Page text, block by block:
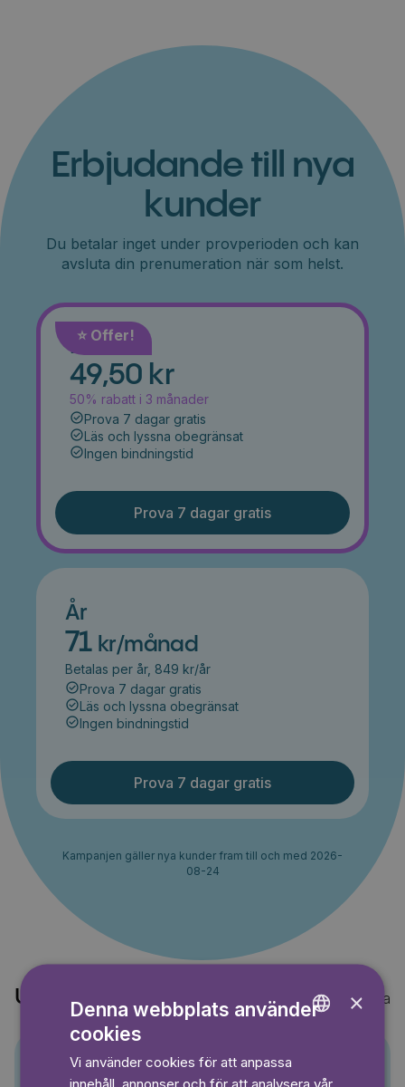
Erbjudande till nya
kunder
Du betalar inget under provperioden och kan
avsluta din prenumeration när som helst.
⭐️ Offer!
Månad
49,50 kr
50% rabatt i 3 månader
Prova 7 dagar gratis
Läs och lyssna obegränsat
Ingen bindningstid
Prova 7 dagar gratis
År
71 kr/månad
Betalas per år, 849 kr/år
Prova 7 dagar gratis
Läs och lyssna obegränsat
Ingen bindningstid
Prova 7 dagar gratis
Kampanjen gäller nya kunder fram till och med 2026-
08-24
Upptäck också Visa alla
×
Denna webbplats använder
cookies
Vi använder cookies för att anpassa
innehåll, annonser och för att analysera vår